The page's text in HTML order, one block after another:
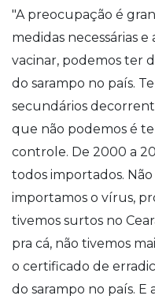
"A preocupação é
medidas necessárias e
vacinar, podemos ter
do sarampo no país.
secundários
que não podemos é
controle. De 2000 a
todos importados.
importamos o vírus,
tivemos surtos no
pra cá, não tivemos
o certificado de
do sarampo no país. E